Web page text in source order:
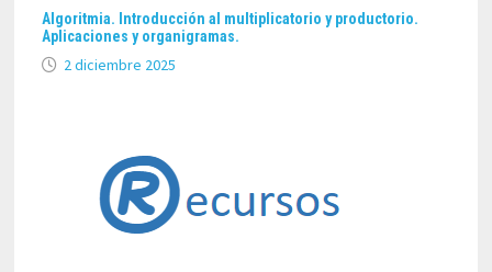
Algoritmia. Introducción al multiplicatorio y productorio.
Aplicaciones y organigramas.
2 diciembre 2025